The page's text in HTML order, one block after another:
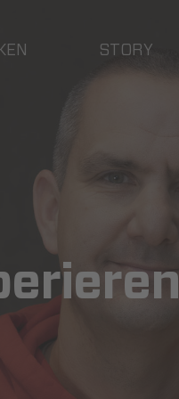
STORY